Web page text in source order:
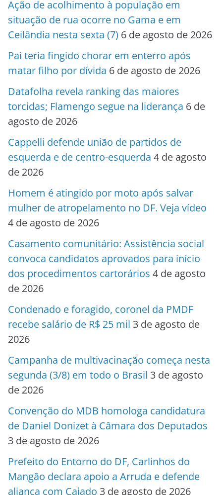
Ação de acolhimento à população em
situação de rua ocorre no Gama e em
Ceilândia nesta sexta (7) 6 de agosto de 2026
Pai teria fingido chorar em enterro após
matar filho por dívida 6 de agosto de 2026
Datafolha revela ranking das maiores
torcidas; Flamengo segue na liderança 6 de
agosto de 2026
Cappelli defende união de partidos de
esquerda e de centro-esquerda 4 de agosto
de 2026
Homem é atingido por moto após salvar
mulher de atropelamento no DF. Veja vídeo
4 de agosto de 2026
Casamento comunitário: Assistência social
convoca candidatos aprovados para início
dos procedimentos cartorários 4 de agosto
de 2026
Condenado e foragido, coronel da PMDF
recebe salário de R$ 25 mil 3 de agosto de
2026
Campanha de multivacinação começa nesta
segunda (3/8) em todo o Brasil 3 de agosto
de 2026
Convenção do MDB homologa candidatura
de Daniel Donizet à Câmara dos Deputados
3 de agosto de 2026
Prefeito do Entorno do DF, Carlinhos do
Mangão declara apoio a Arruda e defende
aliança com Caiado 3 de agosto de 2026